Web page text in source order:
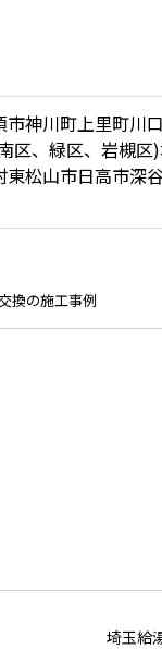
市神川町 上里町川
区、緑区、岩槻区)
東松山市日高市深
換の施工事例
埼玉給